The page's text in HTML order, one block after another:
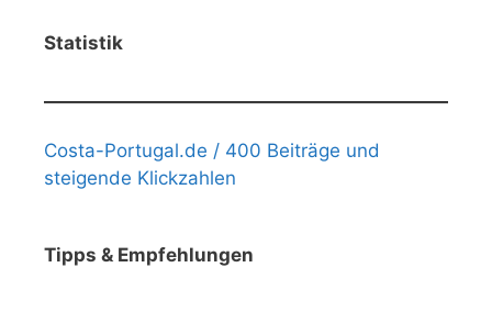
Statistik
Costa-Portugal.de / 400 Beiträge und
steigende Klickzahlen
Tipps & Empfehlungen